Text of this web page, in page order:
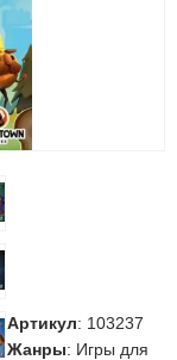
Артикул: 103237
Жанры: Игры для